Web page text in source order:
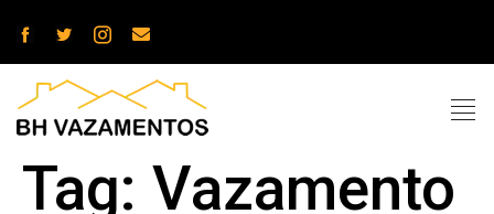
Tag: Vazamento